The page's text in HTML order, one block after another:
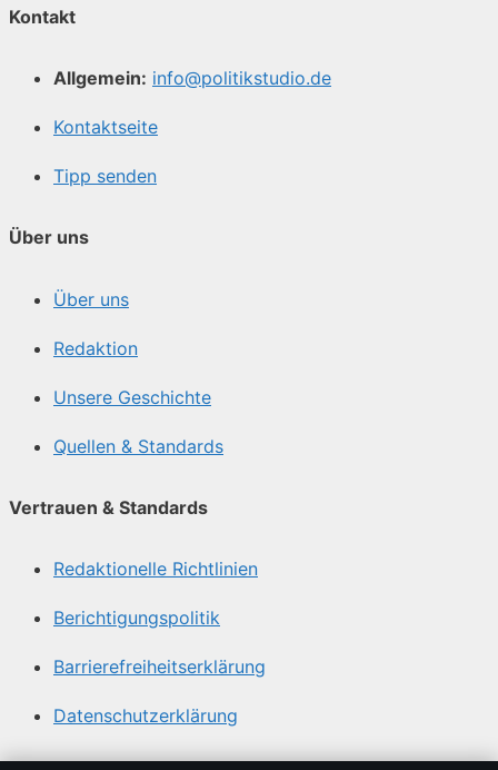
Kontakt
Allgemein: info@politikstudio.de
Kontaktseite
Tipp senden
Über uns
Über uns
Redaktion
Unsere Geschichte
Quellen & Standards
Vertrauen & Standards
Redaktionelle Richtlinien
Berichtigungspolitik
Barrierefreiheitserklärung
Datenschutzerklärung